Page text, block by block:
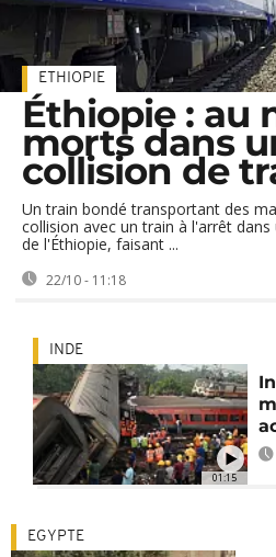
ETHIOPIE
Éthiopie : au
morts dans
collision de
Un train bondé transportant des
collision avec un train à l'arrêt
de l'Éthiopie, faisant ...
22/10 - 11:18
01:15
INDE
EGYPTE